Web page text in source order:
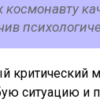
критический
ситуацию и